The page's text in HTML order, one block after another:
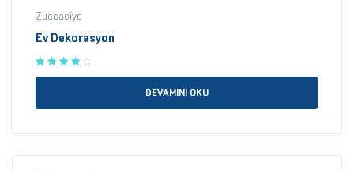
Züccaciye
Ev Dekorasyon
DEVAMINI OKU